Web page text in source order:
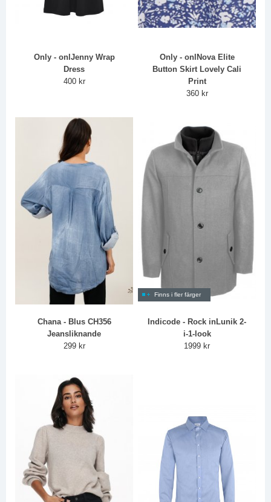
Only - onlJenny Wrap
Dress
400 kr
Only - onlNova Elite
Button Skirt Lovely Cali
Print
360 kr
Chana - Blus CH356
Jeansliknande
299 kr
Finns i fler färger
Indicode - Rock inLunik 2-
i-1-look
1999 kr